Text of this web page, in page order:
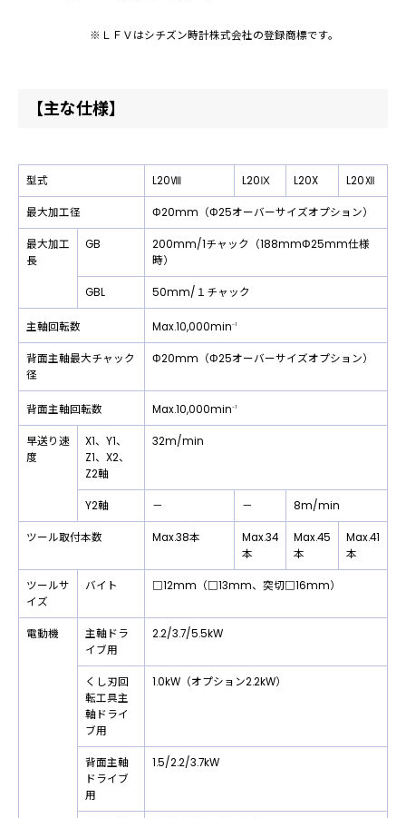
※ＬＦＶはシチズン時計株式会社の登録商標です。
【主な仕様】
型式 L20Ⅷ L20Ⅸ L20X L20Ⅻ
最大加工径 Φ20mm（Φ25オーバーサイズオプション）
最大加工
長
GB
200mm/1チャック（188mmΦ25mm仕様
時）
GBL 50mm/１チャック
主軸回転数 Max.10,000min-1
背面主軸最大チャック
径
Φ20mm（Φ25オーバーサイズオプション）
背面主軸回転数 Max.10,000min-1
早送り速
度
X1、Y1、
Z1、X2、
Z2軸
32m/min
Y2軸 － － 8m/min
ツール取付本数 Max.38本
Max.34
本
Max.45
本
Max.41
本
ツールサ
イズ
バイト □12mm（□13mm、突切□16mm）
電動機
主軸ドラ
イブ用
2.2/3.7/5.5kW
くし刃回
転工具主
軸ドライ
ブ用
1.0kW（オプション2.2kW）
背面主軸
ドライブ
用
1.5/2.2/3.7kW